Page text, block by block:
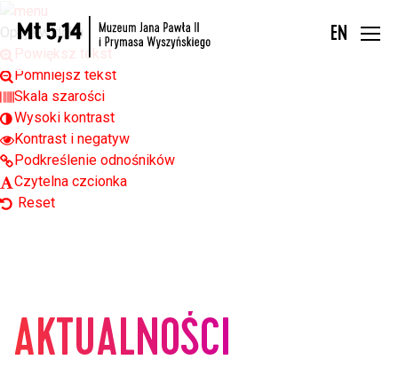
Open toolbar
Opcje widoku
Powiększ tekst
Pomniejsz tekst
Skala szarości
Wysoki kontrast
Kontrast i negatyw
Podkreślenie odnośników
Czytelna czcionka
Reset
EN
AKTUALNOŚCI